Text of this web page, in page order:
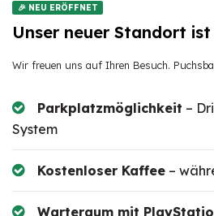
🎉 NEU ERÖFFNET
Unser neuer Standort
Wir freuen uns auf Ihren Besuch.
Parkplatzmöglichkeit –
System
Kostenloser Kaffee –
Warteraum mit